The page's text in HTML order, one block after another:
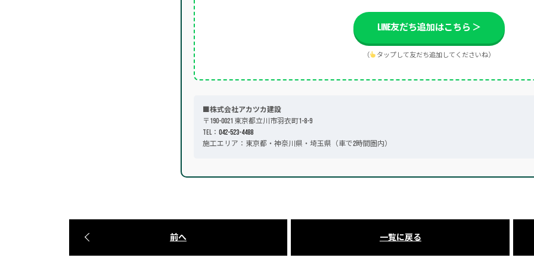
LINE友だち追加はこちら ＞
（ タップして友だち追加してくださいね）
■株式会社アカツカ建設
〒190-0021 東京都立川市羽衣町1-8-9
TEL： 042-523-4488
施工エリア：東京都・神奈川県・埼玉県（車で2時間圏内）
前へ 一覧に戻る